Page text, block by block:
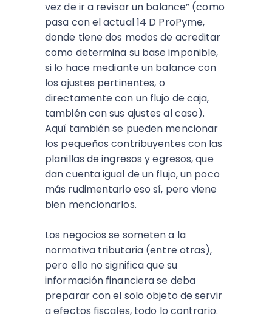
vez de ir a revisar un balance” (como
pasa con el actual 14 D ProPyme,
donde tiene dos modos de acreditar
como determina su base imponible,
si lo hace mediante un balance con
los ajustes pertinentes, o
directamente con un flujo de caja,
también con sus ajustes al caso).
Aquí también se pueden mencionar
los pequeños contribuyentes con las
planillas de ingresos y egresos, que
dan cuenta igual de un flujo, un poco
más rudimentario eso sí, pero viene
bien mencionarlos.
Los negocios se someten a la
normativa tributaria (entre otras),
pero ello no significa que su
información financiera se deba
preparar con el solo objeto de servir
a efectos fiscales, todo lo contrario.